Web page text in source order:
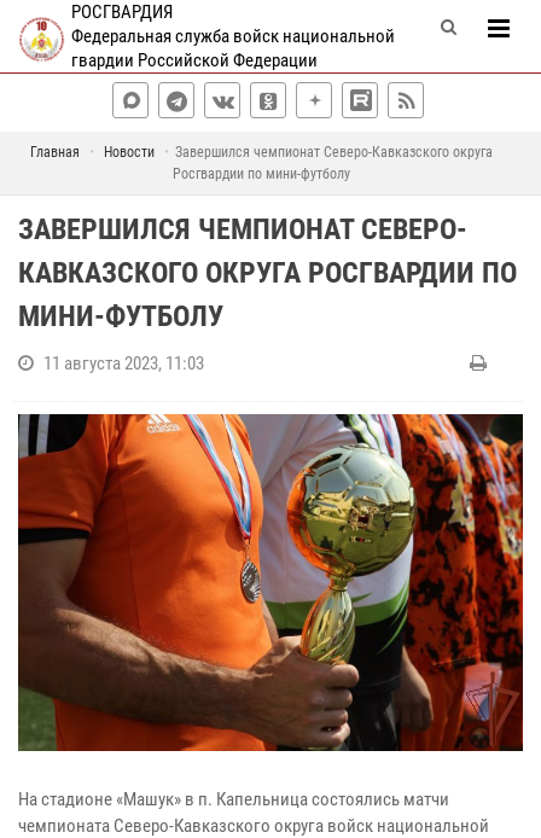
РОСГВАРДИЯ
Федеральная служба войск национальной
гвардии Российской Федерации
Главная Новости
Завершился чемпионат Северо-Кавказского округа
Росгвардии по мини-футболу
ЗАВЕРШИЛСЯ ЧЕМПИОНАТ СЕВЕРО-
КАВКАЗСКОГО ОКРУГА РОСГВАРДИИ ПО
МИНИ-ФУТБОЛУ
11 августа 2023, 11:03
На стадионе «Машук» в п. Капельница состоялись матчи
чемпионата Северо-Кавказского округа войск национальной